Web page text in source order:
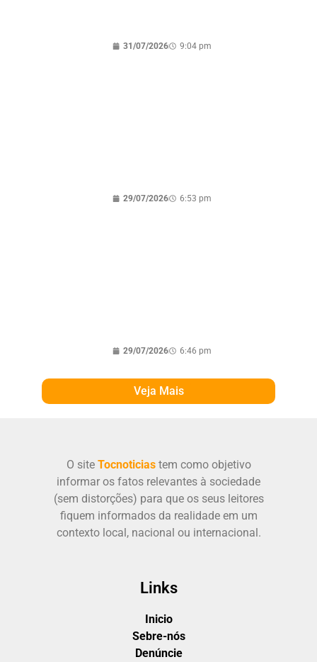
31/07/2026 9:04 pm
29/07/2026 6:53 pm
29/07/2026 6:46 pm
Veja Mais
O site Tocnoticiastem como objetivo
informar os fatos relevantes à sociedade
(sem distorções) para que os seus leitores
fiquem informados da realidade em um
contexto local, nacional ou internacional.
Links
Inicio
Sebre-nós
Denúncie